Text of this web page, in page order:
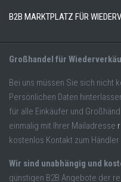
B2B MARKTPLATZ FÜR
Großhandel für
Bei uns müssen Sie sich
Persönlichen Daten
für alle Einkäufer und
einmalig mit Ihrer Mailadresse
kostenlos Kontakt zum
Wir sind unabhängig und
günstigen B2B Angebote der